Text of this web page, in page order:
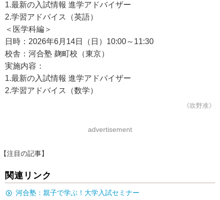
1.最新の入試情報 進学アドバイザー
2.学習アドバイス（英語）
＜医学科編＞
日時：2026年6月14日（日）10:00～11:30
校舎：河合塾 麹町校（東京）
実施内容：
1.最新の入試情報 進学アドバイザー
2.学習アドバイス（数学）
《吹野准》
advertisement
【注目の記事】
関連リンク
河合塾：親子で学ぶ！大学入試セミナー